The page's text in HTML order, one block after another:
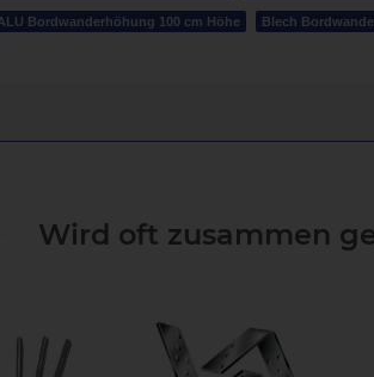
Bordwanderhöhung 100 cm Höhe Blech
Wird oft zusammen